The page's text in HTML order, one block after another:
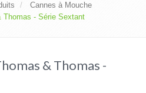
Cannes à Mouche
Thomas - Série Sextant
& Thomas -